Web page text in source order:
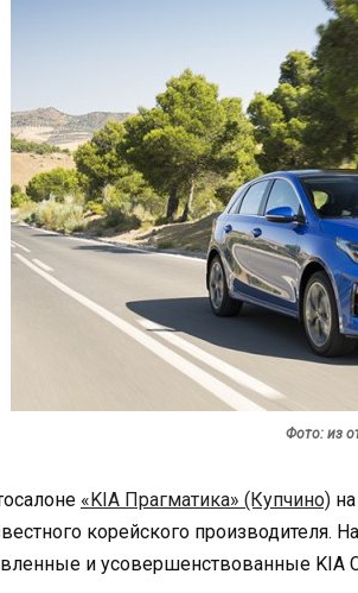
Фото: из
«KIA Прагматика» (Купчино)
корейского производителя.
и усовершенствованные KIA